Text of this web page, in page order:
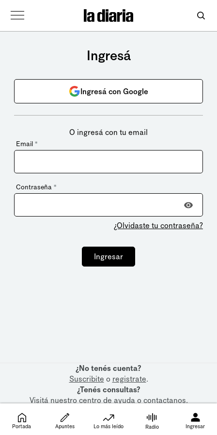
Ingresá
Ingresá con Google
O ingresá con tu email
Email *
Contraseña *
¿Olvidaste tu contraseña?
Ingresar
¿No tenés cuenta?
Suscribite o registrate.
¿Tenés consultas?
Visitá nuestrocentro de ayudaocontactanos.
Portada Apuntes Lo más leído Radio Ingresar